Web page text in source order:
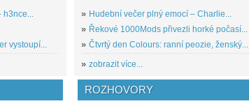
h3nce...
vystoupí...
» Hudební večer plný emocí – Charlie...
» Řekové 1000Mods přivezli horké počasí...
» Čtvrtý den Colours: ranní peozie, ženský...
» zobrazit více...
ROZHOVORY